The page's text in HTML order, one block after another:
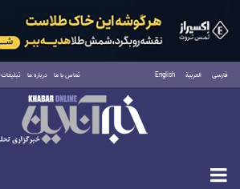
فارسی العربية English تماس با ما درباره ما تبلیغات
پنجشنبه ۱۵ مرداد ۱۴۰۵